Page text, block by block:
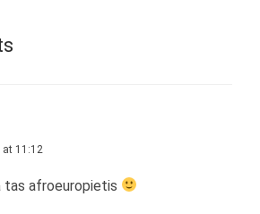
at 11:12
tas afroeuropietis